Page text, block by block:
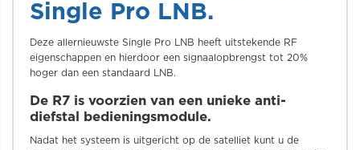
Single Pro LNB.
Deze allernieuwste Single Pro LNB heeft uitstekende RF
eigenschappen en hierdoor een signaalopbrengst tot 20%
hoger dan een standaard LNB.
De R7 is voorzien van een unieke anti-
diefstal bedieningsmodule.
Nadat het systeem is uitgericht op de satelliet kunt u de